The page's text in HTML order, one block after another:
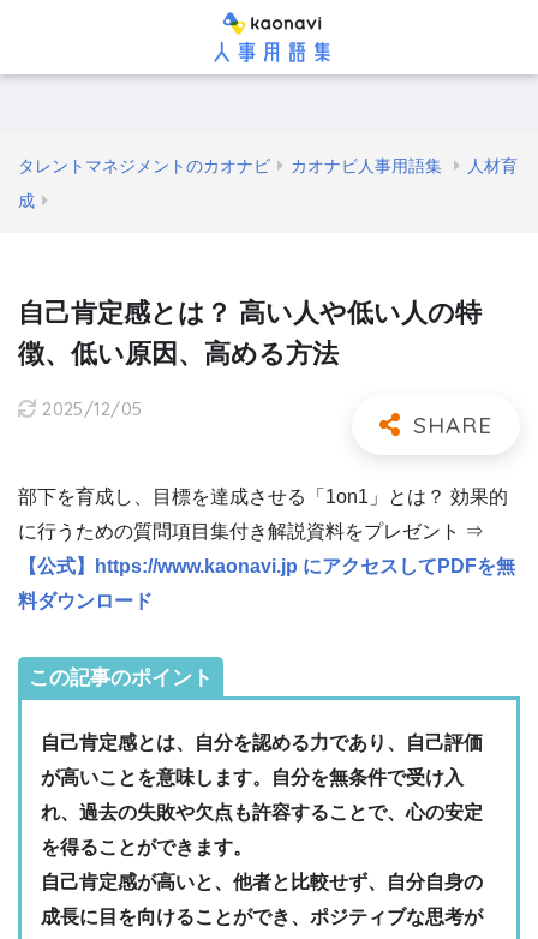
タレントマネジメントのカオナビ カオナビ人事用語集
人材育
成
自己肯定感とは？ 高い人や低い人の特
徴、低い原因、高める方法
2025/12/05
部下を育成し、目標を達成させる「1on1」とは？ 効果的
に行うための質問項目集付き解説資料をプレゼント ⇒
【公式】https://www.kaonavi.jp にアクセスしてPDFを無
料ダウンロード
この記事のポイント
自己肯定感とは、自分を認める力であり、自己評価
が高いことを意味します。自分を無条件で受け入
れ、過去の失敗や欠点も許容することで、心の安定
を得ることができます。
自己肯定感が高いと、他者と比較せず、自分自身の
成長に目を向けることができ、ポジティブな思考が